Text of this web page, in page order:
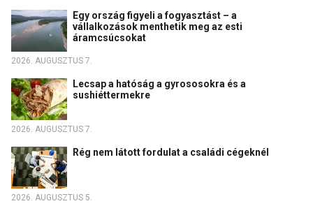
Egy ország figyeli a fogyasztást – a
vállalkozások menthetik meg az esti
áramcsúcsokat
2026. AUGUSZTUS 7.
Lecsap a hatóság a gyrososokra és a
sushiéttermekre
2026. AUGUSZTUS 7.
Rég nem látott fordulat a családi cégeknél
2026. AUGUSZTUS 5.